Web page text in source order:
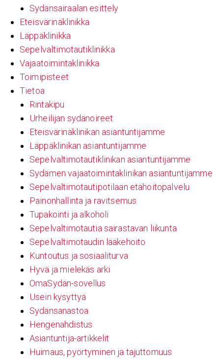
Sydänsairaalan esittely
Eteisvärinäklinikka
Läppäklinikka
Sepelvaltimotautiklinikka
Vajaatoimintaklinikka
Toimipisteet
Tietoa
Rintakipu
Urheilijan sydänoireet
Eteisvärinäklinikan asiantuntijamme
Läppäklinikan asiantuntijamme
Sepelvaltimotautiklinikan asiantuntijamme
Sydämen vajaatoimintaklinikan asiantuntijamme
Sepelvaltimotautipotilaan etähoitopalvelu
Painonhallinta ja ravitsemus
Tupakointi ja alkoholi
Sepelvaltimotautia sairastavan liikunta
Sepelvaltimotaudin lääkehoito
Kuntoutus ja sosiaaliturva
Hyvä ja mielekäs arki
OmaSydän-sovellus
Usein kysyttyä
Sydänsanastoa
Hengenahdistus
Asiantuntija-artikkelit
Huimaus, pyörtyminen ja tajuttomuus